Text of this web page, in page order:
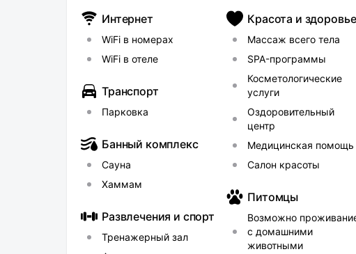
процедурами и тренажерный зал. Гости могут
услуги консьержа. Для бизнес-туристов
Интернет
WiFi в номерах
WiFi в отеле
Транспорт
Парковка
Банный комплекс
Сауна
Хаммам
Развлечения и спорт
Тренажерный зал
Красота и здоровье
Массаж всего тела
SPA-программы
Косметологические
услуги
Оздоровительный
центр
Медицинская помощь
Салон красоты
Питомцы
Возможно
с домашними
животными